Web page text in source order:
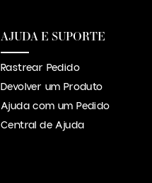
AJUDA E SUPORTE
Rastrear Pedido
Devolver um Produto
Ajuda com um Pedido
Central de Ajuda